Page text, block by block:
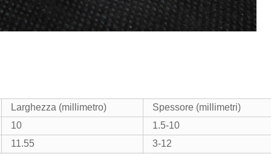
Larghezza (millimetro)
Spessore (millimetri)
10
1.5-10
11.55
3-12